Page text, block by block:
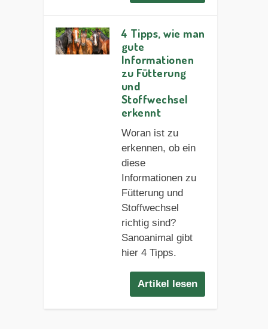
4 Tipps, wie man
gute
Informationen
zu Fütterung
und
Stoffwechsel
erkennt
Woran ist zu
erkennen, ob ein
diese
Informationen zu
Fütterung und
Stoffwechsel
richtig sind?
Sanoanimal gibt
hier 4 Tipps.
Artikel lesen